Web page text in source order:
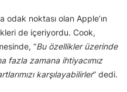
odak noktası olan Apple’ın
de içeriyordu. Cook,
“Bu özellikler üzerinde
fazla zamana ihtiyacımız
karşılayabilirler” dedi.